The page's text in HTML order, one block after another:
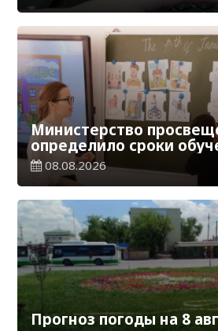
Министерство
определило сроки
каникул на 2026-2027
08.08.2026
Прогноз погоды на 8